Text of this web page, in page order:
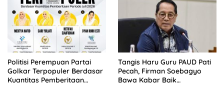
Politisi Perempuan Partai
Golkar Terpopuler Berdasar
Kuantitas Pemberitaan
Tangis Haru Guru PAUD Pati
Pecah, Firman Soebagyo
Bawa Kabar Baik